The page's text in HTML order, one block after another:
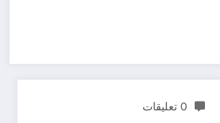
0 تعليقات